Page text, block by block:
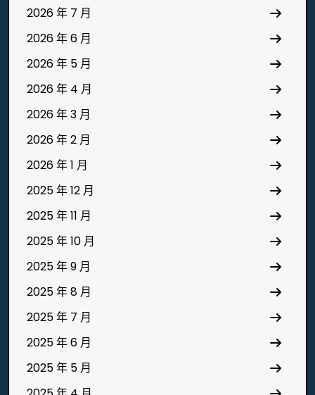
2026 年 7 月
2026 年 6 月
2026 年 5 月
2026 年 4 月
2026 年 3 月
2026 年 2 月
2026 年 1 月
2025 年 12 月
2025 年 11 月
2025 年 10 月
2025 年 9 月
2025 年 8 月
2025 年 7 月
2025 年 6 月
2025 年 5 月